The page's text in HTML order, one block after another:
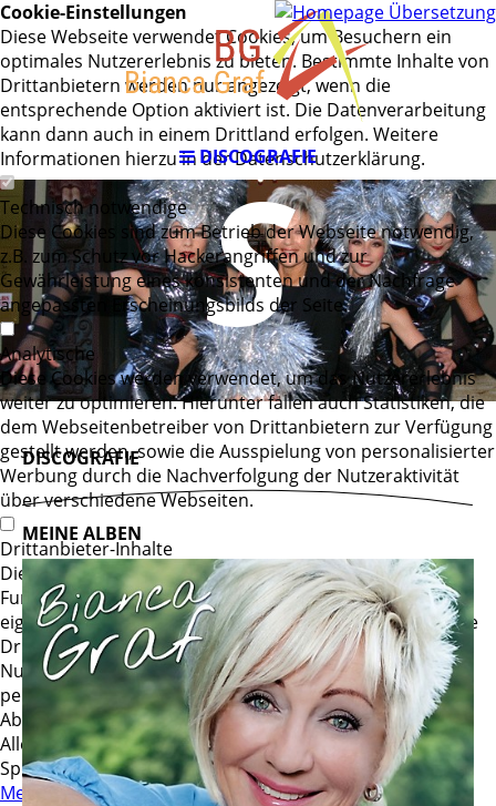
DISCOGRAFIE
S
DISCOGRAFIE
MEINE ALBEN
Cookie-Einstellungen
Diese Webseite verwendet Cookies, um Besuchern ein
optimales Nutzererlebnis zu bieten. Bestimmte Inhalte von
Drittanbietern werden nur angezeigt, wenn die
entsprechende Option aktiviert ist. Die Datenverarbeitung
kann dann auch in einem Drittland erfolgen. Weitere
Informationen hierzu in der Datenschutzerklärung.
Technisch notwendige
Diese Cookies sind zum Betrieb der Webseite notwendig,
z.B. zum Schutz vor Hackerangriffen und zur
Gewährleistung eines konsistenten und der Nachfrage
angepassten Erscheinungsbilds der Seite.
Analytische
Diese Cookies werden verwendet, um das Nutzererlebnis
weiter zu optimieren. Hierunter fallen auch Statistiken, die
dem Webseitenbetreiber von Drittanbietern zur Verfügung
gestellt werden, sowie die Ausspielung von personalisierter
Werbung durch die Nachverfolgung der Nutzeraktivität
über verschiedene Webseiten.
Drittanbieter-Inhalte
Diese Webseite bietet möglicherweise Inhalte oder
Funktionalitäten an, die von Drittanbietern
eigenverantwortlich zur Verfügung gestellt werden. Diese
Drittanbieter können eigene Cookies setzen, z.B. um die
Nutzeraktivität zu verfolgen oder ihre Angebote zu
personalisieren und zu optimieren.
Ablehnen
Alle akzeptieren
Speichern
Mehr Informationen